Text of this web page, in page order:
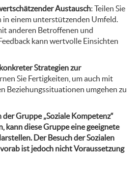
Austausch: Teilen Sie
in einem unterstützenden Umfeld.
anderen Betroffenen und
kann wertvolle Einsichten
Strategien zur
Sie Fertigkeiten, um auch mit
Beziehungssituationen umgehen zu
Gruppe „Soziale Kompetenz“
kann diese Gruppe eine geeignete
Der Besuch der Sozialen
ist jedoch nicht Voraussetzung